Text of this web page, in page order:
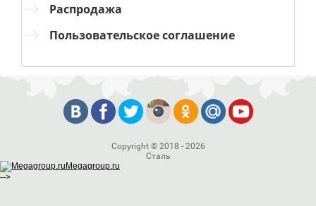
Распродажа
Пользовательское соглашение
Copyright © 2018 - 2026
Сталь
Megagroup.ru
-->